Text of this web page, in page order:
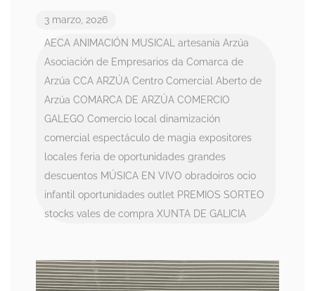
3 marzo, 2026
AECA ANIMACIÓN MUSICAL artesanía Arzúa
Asociación de Empresarios da Comarca de
Arzúa CCA ARZÚA Centro Comercial Aberto de
Arzúa COMARCA DE ARZÚA COMERCIO
GALEGO Comercio local dinamización
comercial espectáculo de magia expositores
locales feria de oportunidades grandes
descuentos MÚSICA EN VIVO obradoiros ocio
infantil oportunidades outlet PREMIOS SORTEO
stocks vales de compra XUNTA DE GALICIA